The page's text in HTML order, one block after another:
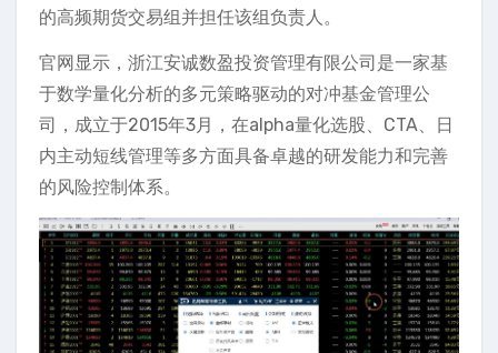
的高频期货交易组并担任该组负责人。
官网显示，浙江安诚数盈投资管理有限公司是一家基
于数学量化分析的多元策略驱动的对冲基金管理公
司，成立于2015年3月，在alpha量化选股、CTA、日
内主动短线管理等多方面具备卓越的研发能力和完善
的风险控制体系。